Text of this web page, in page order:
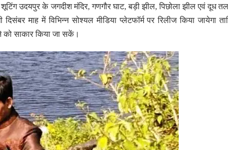
उदयपुर के जगदीश मंदिर, गणगौर घाट, बड़ी झील, पिछोला झील एवं दूध
माह में विभिन्न सोश्यल मीडिया प्लेटफॉर्म पर रिलीज किया जायेगा
को साकार किया जा सकें।